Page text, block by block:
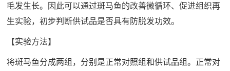
毛发生长。因此可以通过斑马鱼的改善微循环、促进组织再
生实验，初步判断供试品是否具有防脱发功效。
【实验方法】
将斑马鱼分成两组，分别是正常对照组和供试品组。正常对